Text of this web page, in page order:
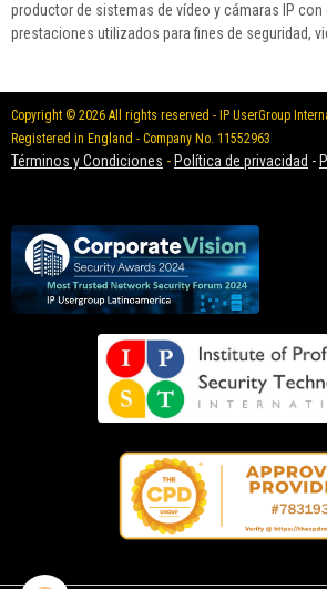
productor de sistemas de vídeo y cámaras IP
prestaciones utilizados para fines de seguridad,
Copyright © 2026 All rights reserved - IP UserGroup
Registered in England - Company No. 11552963
Términos y Condiciones - Política de privacidad -